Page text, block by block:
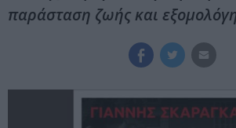
παράσταση ζωής και